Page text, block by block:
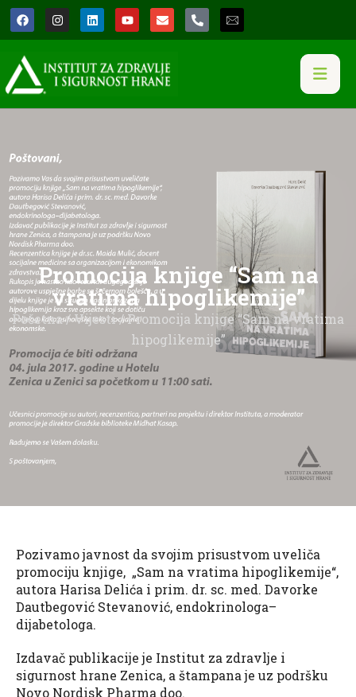
Promocija knjige “Sam na
vratima hipoglikemije”
Početna/Vijesti/ Promocija knjige “Sam na vratima
hipoglikemije”
Pozivamo javnost da svojim prisustvom uveliča
promociju knjige, „Sam na vratima hipoglikemije“,
autora Harisa Delića i prim. dr. sc. med. Davorke
Dautbegović Stevanović, endokrinologa–
dijabetologa.
Izdavač publikacije je Institut za zdravlje i
sigurnost hrane Zenica, a štampana je uz podršku
Novo Nordisk Pharma doo.